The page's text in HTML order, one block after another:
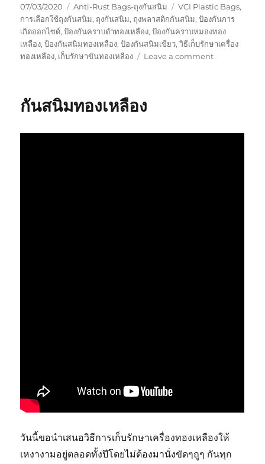
Posted
on
07/03/2020 Categories
Anti-Rust Bags-ถุงกันสนิม Tags
VCI Plastic Bags,
การเลือกใช้ถุงกันสนิม, ถุงกันสนิม, ถุงพลาสติกกันสนิม,ป้องกันการ
เกิดออกไซด์,ป้องกันคราบดำทองเหลือง,ป้องกันคราบหมองทอง
เหลือง,ป้องกันสนิมทองเหลือง,ป้องกันสนิมเขียว,วิธีเก็บรักษาเครื่อง
ทองเหลือง, เก็บรักษาขันทองเหลือง Leave a commenton
กันสนิมทองเหลือง
วันนี้ขอนำเสนอวิธีการเก็บรักษาเครื่องทองเหลืองให้
เหงางามอยู่ตลอดทั้งปีโดยไม่ต้องมานั่งขัดๆถูๆ กันทุก